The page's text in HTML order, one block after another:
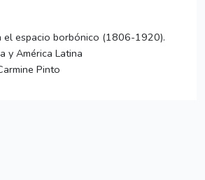
el espacio borbónico (1806-1920).
y América Latina
Pinto